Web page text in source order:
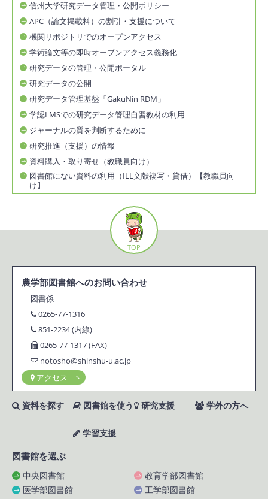
信州大学研究データ管理・公開ポリシー
APC（論文掲載料）の割引・支援について
機関リポジトリでのオープンアクセス
学術論文等の即時オープンアクセス義務化
研究データの管理・公開ポータル
研究データの公開
研究データ管理基盤「GakuNin RDM」
学認LMSでの研究データ管理自習教材の利用
ジャーナルの質を判断するために
研究推進（支援）の情報
資料購入・取り寄せ（教職員向け）
図書館にない資料の利用（ILL文献複写・貸借）【教職員向
け】
農学部図書館へのお問い合わせ
図書係
0265-77-1316
851-2234 (内線)
0265-77-1317 (FAX)
notosho@shinshu-u.ac.jp
アクセス
資料を探す 図書館を使う
学習支援
研究支援 学外の方へ
図書館を選ぶ
中央図書館
教育学部図書館
医学部図書館
工学部図書館
TOP